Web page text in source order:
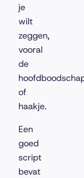
je
wilt
zeggen,
vooral
de
of
haakje.
Een
goed
script
bevat